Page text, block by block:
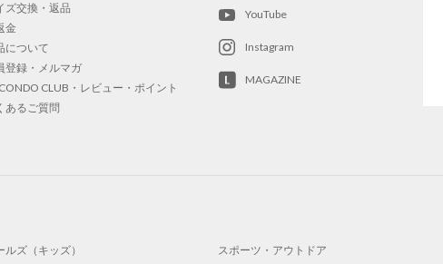
ズ交換・返品
金
について
登録・メルマガ
CLUB・レビュー・ポイント
あるご質問
YouTube
Instagram
MAGAZINE
ルズ（キッズ）
スポーツ・アウトドア